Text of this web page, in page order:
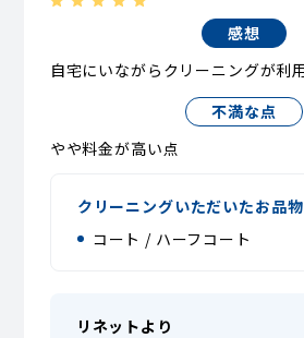
感想
自宅にいながらクリーニングが利
不満な点
やや料金が高い点
クリーニングいただいたお品物
コート / ハーフコート
リネットより